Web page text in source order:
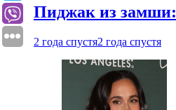
Пиджак из замши:
2 года спустя2 года спустя